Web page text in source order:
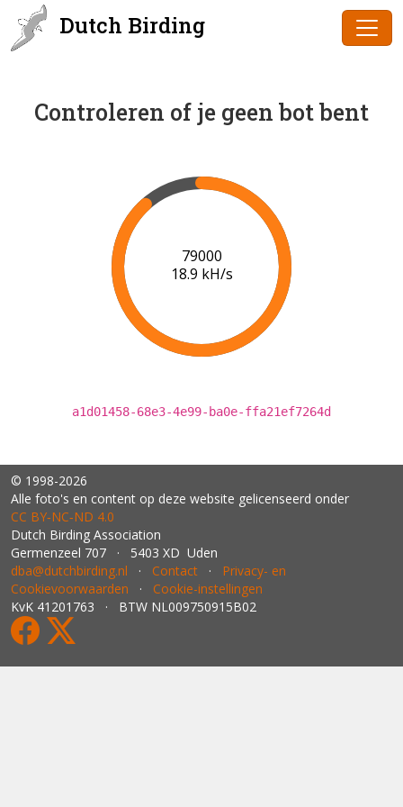
Dutch Birding
Controleren of je geen bot bent
80000
19.0 kH/s
a1d01458-68e3-4e99-ba0e-ffa21ef7264d
© 1998-2026
Alle foto's en content op deze website gelicenseerd onder
CC BY‑NC‑ND 4.0
Dutch Birding Association
Germenzeel 707 · 5403 XD Uden
dba@dutchbirding.nl · Contact · Privacy- en
Cookievoorwaarden · Cookie-instellingen
KvK 41201763 · BTW NL009750915B02